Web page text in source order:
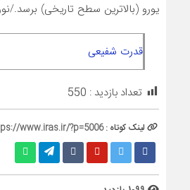
یورو (بالاترین سطح تاریخی) برسد./
قدرت شفیعی
تعداد بازدید : 550
لینک کوتاه :www.iras.ir/?p=5006